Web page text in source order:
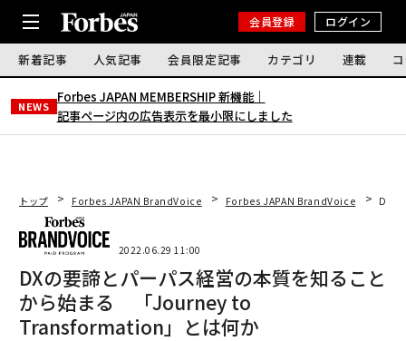
会員登録 ログイン
新着記事 人気記事 会員限定記事 カテゴリ 連載
NEWS
Forbes JAPAN MEMBERSHIP 新機能｜
記事ページ内の広告表示を最小限にしました
トップ Forbes JAPAN BrandVoice Forbes JAPAN BrandVoice DX
2022.06.29 11:00
DXの要諦とパーパス経営の本質を知ること
から始まる 「Journey to
Transformation」とは何か